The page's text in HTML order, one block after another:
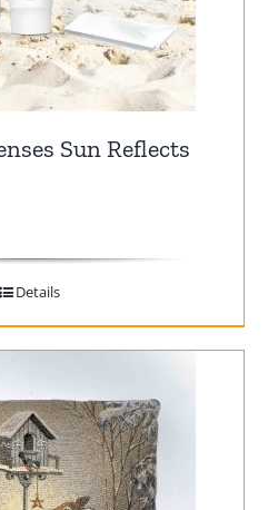
Sun Reflects
Details